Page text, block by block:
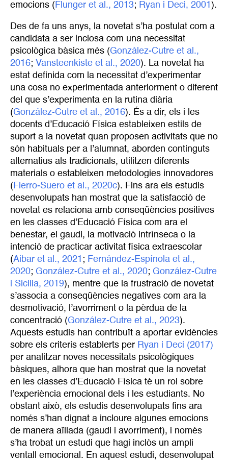
emocions ( Flunger et al., 2013; Ryan i Deci, 2001 ).
Des de fa uns anys, la novetat s’ha postulat com a
candidata a ser inclosa com una necessitat
psicològica bàsica més (González-Cutre et al.,
2016; Vansteenkiste et al., 2020). La novetat ha
estat definida com la necessitat d’experimentar
una cosa no experimentada anteriorment o diferent
del que s’experimenta en la rutina diària
(González-Cutre et al., 2016). És a dir, els i les
docents d’Educació Física estableixen estils de
suport a la novetat quan proposen activitats que no
són habituals per a l’alumnat, aborden continguts
alternatius als tradicionals, utilitzen diferents
materials o estableixen metodologies innovadores
( Fierro-Suero et al., 2020c). Fins ara els estudis
desenvolupats han mostrat que la satisfacció de
novetat es relaciona amb conseqüències positives
en les classes d’Educació Física com ara el
benestar, el gaudi, la motivació intrínseca o la
intenció de practicar activitat física extraescolar
(Aibar et al., 2021 ; Fernández-Espínola et al.,
2020; González-Cutre et al., 2020; González-Cutre
i Sicilia, 2019), mentre que la frustració de novetat
s’associa a conseqüències negatives com ara la
desmotivació, l’avorriment o la pèrdua de la
concentració (González-Cutre et al., 2023).
Aquests estudis han contribuït a aportar evidències
sobre els criteris establerts per Ryan i Deci (2017)
per analitzar noves necessitats psicològiques
bàsiques, alhora que han mostrat que la novetat
en les classes d’Educació Física té un rol sobre
l’experiència emocional dels i les estudiants. No
obstant això, els estudis desenvolupats fins ara
només s’han dignat a incloure algunes emocions
de manera aïllada (gaudi i avorriment), i només
s’ha trobat un estudi que hagi inclòs un ampli
ventall emocional. En aquest estudi, desenvolupat